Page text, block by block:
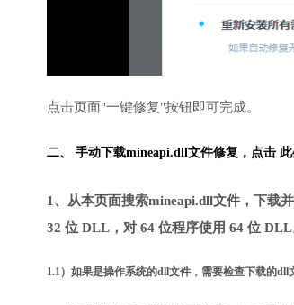
点击页面"一键修复"按钮即可完成。
二、 手动下载mineapi.dll文件修复， 点击
1、从本页面搜索mineapi.dll文件，下载
32 位 DLL，对 64 位程序使用 64 位
1.1）如果是操作系统的dll文件，需要检查下载的dll